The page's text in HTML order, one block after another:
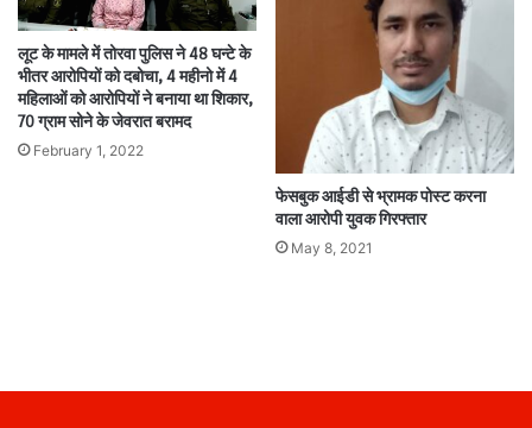
लूट के मामले में तोरवा पुलिस ने 48 घन्टे के
भीतर आरोपियों को दबोचा, 4 महीनो में 4
महिलाओं को आरोपियों ने बनाया था शिकार,
70 ग्राम सोने के जेवरात बरामद
February 1, 2022
फेसबुक आईडी से भ्रामक पोस्ट करना
वाला आरोपी युवक गिरफ्तार
May 8, 2021